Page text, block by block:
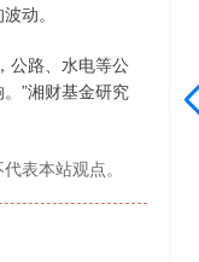
动。
公路、水电等公
”湘财基金研究
表本站观点。